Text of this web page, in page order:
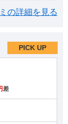
の詳細を見る
PICK UP
差